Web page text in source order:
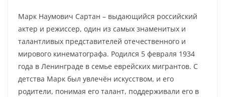
Марк Наумович Сартан – выдающийся российский
актер и режиссер, один из самых знаменитых и
талантливых представителей отечественного и
мирового кинематографа. Родился 5 февраля 1934
года в Ленинграде в семье еврейских мигрантов. С
детства Марк был увлечён искусством, и его
родители, понимая его талант, поддерживали его в